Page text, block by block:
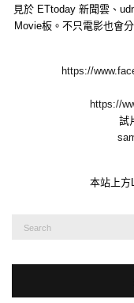
見於 ETtoday 新聞雲、
Movie板。不只電影也會
https://
https://
試
本站上方
Search